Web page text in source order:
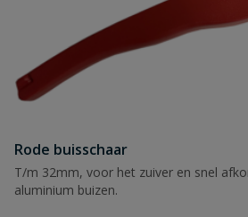
Rode buisschaar
T/m 32mm, voor het zuiver en snel
aluminium buizen.